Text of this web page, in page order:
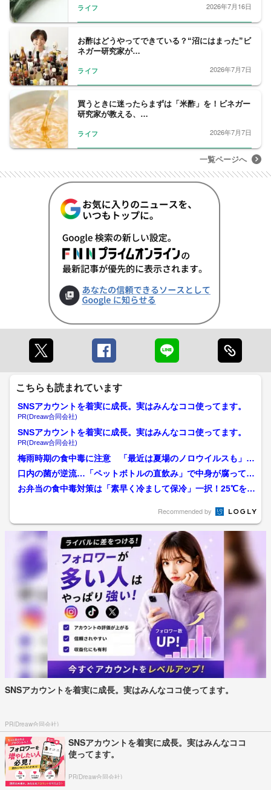
ライフ 2026年7月16日
お酢はどうやってできている？“沼にはまった”ビ
ネガー研究家が…
ライフ 2026年7月7日
買うときに迷ったらまずは「米酢」を！ビネガー
研究家が教える、…
ライフ 2026年7月7日
一覧ページへ
こちらも読まれています
SNSアカウントを着実に成長。実はみんなココ使ってます。
PR(Dreaw合同会社)
SNSアカウントを着実に成長。実はみんなココ使ってます。
PR(Dreaw合同会社)
梅雨時期の食中毒に注意 「最近は夏場のノロウイルスも」
2日目のカレーは再加熱し...
口内の菌が逆流…「ペットボトルの直飲み」で中身が腐ってい
く仕組みと、菌の増殖を抑...
お弁当の食中毒対策は「素早く冷まして保冷」一択！25℃を超
Recommended by
SNSアカウントを着実に成長。実はみんなココ使ってます。
PR(Dreaw合同会社)
SNSアカウントを着実に成長。実はみんなココ
使ってます。
PR(Dreaw合同会社)